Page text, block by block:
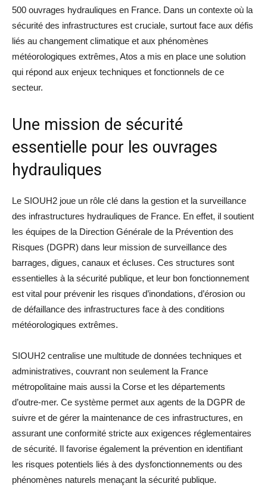
500 ouvrages hydrauliques en France. Dans un contexte où la
sécurité des infrastructures est cruciale, surtout face aux défis
liés au changement climatique et aux phénomènes
météorologiques extrêmes, Atos a mis en place une solution
qui répond aux enjeux techniques et fonctionnels de ce
secteur.
Une mission de sécurité
essentielle pour les ouvrages
hydrauliques
Le SIOUH2 joue un rôle clé dans la gestion et la surveillance
des infrastructures hydrauliques de France. En effet, il soutient
les équipes de la Direction Générale de la Prévention des
Risques (DGPR) dans leur mission de surveillance des
barrages, digues, canaux et écluses. Ces structures sont
essentielles à la sécurité publique, et leur bon fonctionnement
est vital pour prévenir les risques d’inondations, d’érosion ou
de défaillance des infrastructures face à des conditions
météorologiques extrêmes.
SIOUH2 centralise une multitude de données techniques et
administratives, couvrant non seulement la France
métropolitaine mais aussi la Corse et les départements
d’outre-mer. Ce système permet aux agents de la DGPR de
suivre et de gérer la maintenance de ces infrastructures, en
assurant une conformité stricte aux exigences réglementaires
de sécurité. Il favorise également la prévention en identifiant
les risques potentiels liés à des dysfonctionnements ou des
phénomènes naturels menaçant la sécurité publique.